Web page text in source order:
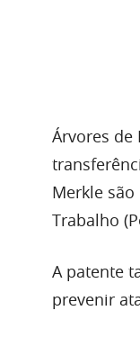
Árvores
Merkle
Trabalho
A patente
prevenir